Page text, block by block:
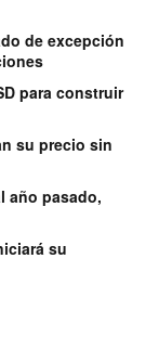
de excepción
para construir
su precio sin
año pasado,
su